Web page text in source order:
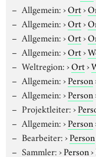
Allgemein:›Ort›
Allgemein:›Ort›
Allgemein:›Ort›
Allgemein:›Ort›
Weltregion:›Ort›
Allgemein:›Person
Allgemein:›Person
Projektleiter:›
Allgemein:›Person
Bearbeiter:›Person
Sammler:›Person›